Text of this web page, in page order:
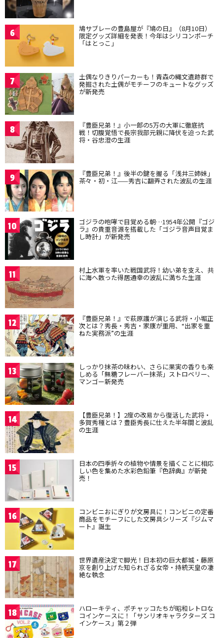
6 鳩サブレーの豊島屋が『鳩の日』（8月10日）
限定グッズ詳細を発表！今年はシリコンポーチ
「はとっこ」
7 土偶なりきりパーカーも！青森の縄文遺跡群で
発掘された土偶がモチーフのキュートなグッズ
が新発売
8 『豊臣兄弟！』小一郎の5万の大軍に徹底抗
戦！切腹覚悟で長宗我部元親に降伏を迫った武
将・谷忠澄の生涯
9 『豊臣兄弟！』後半の鍵を握る「浅井三姉妹」
茶々・初・江——秀吉に翻弄された波乱の生涯
10 ゴジラの咆哮で目覚める朝…1954年公開『ゴジ
ラ』の貴重音源を搭載した「ゴジラ音声目覚ま
し時計」が新発売
11 村上水軍を率いた戦国武将！幼い弟を支え、共
に海へ散った得居通幸の波乱に満ちた生涯
12 『豊臣兄弟！』で萩原護が演じる武将・小堀正
次とは？秀長・秀吉・家康が重用、“出家を重
ねた実務派”の生涯
13 しっかり抹茶の味わい、さらに果実の香りも楽
しめる「無糖フレーバー抹茶」ストロベリー、
マンゴー新発売
14 【豊臣兄弟！】2度の改易から復活した武将・
多賀秀種とは？豊臣秀長に仕えた半年間と波乱
の生涯
15 日本の四季折々の植物や情景を描くことに相応
しい色を集めた水彩色鉛筆『色辞典』が新発
売！
16 コンビニおにぎりが文房具に！コンビニの定番
商品をモチーフにした文房具シリーズ『ジムマ
ート』誕生
17 世界遺産決定で脚光！日本初の巨大都城・藤原
京を創り上げた知られざる女帝・持統天皇の凄
絶な執念
18 ハローキティ、ポチャッコたちが昭和レトロな
コインケースに！「サンリオキャラクターズ コ
インケース」第２弾